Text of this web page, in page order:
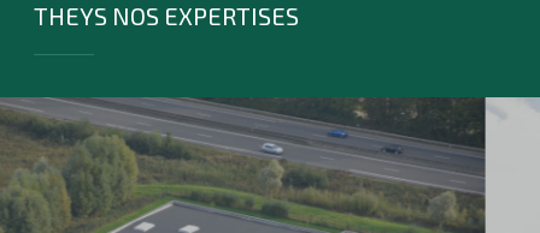
THEYS NOS EXPERTISES